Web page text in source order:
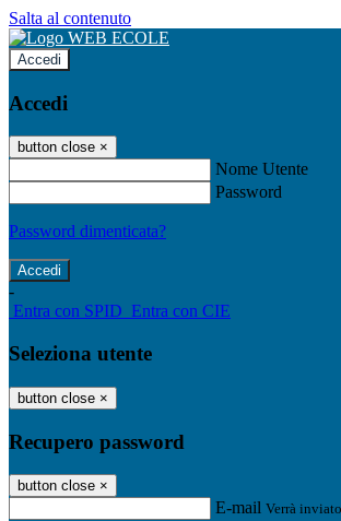
Salta al contenuto
Accedi
Accedi
button close ×
Nome Utente
Password
Password dimenticata?
-
Entra con SPID Entra con CIE
Seleziona utente
button close ×
Recupero password
button close ×
E-mail Verrà